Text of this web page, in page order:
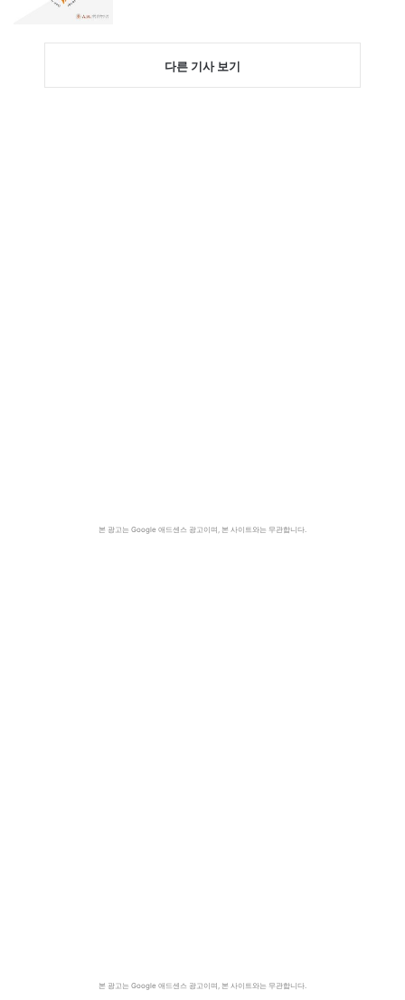
다른 기사 보기
본 광고는 Google 애드센스 광고이며, 본 사이트와는 무관합니다.
본 광고는 Google 애드센스 광고이며, 본 사이트와는 무관합니다.